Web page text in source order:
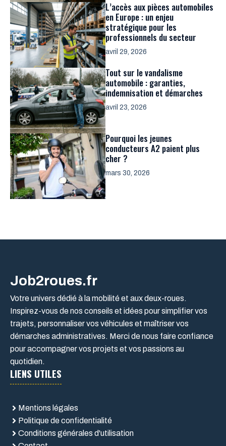
L’accès aux pièces automobiles
en Europe : un enjeu
stratégique pour les
professionnels du secteur
avril 29, 2026
Tout sur le vandalisme
automobile : garanties,
indemnisation et démarches
avril 23, 2026
Pourquoi les jeunes
conducteurs A2 paient plus
cher ?
mars 30, 2026
Job2roues.fr
Votre univers dédié à la mobilité et aux deux-roues.
Inspirez-vous de nos conseils et idées pour simplifier vos
trajets, personnaliser vos véhicules et maîtriser vos
démarches administratives. Merci de nous faire confiance
pour accompagner vos projets et vos passions au
quotidien.
LIENS UTILES
Mentions légales
Politique de confidentialité
Conditions générales d'utilisation